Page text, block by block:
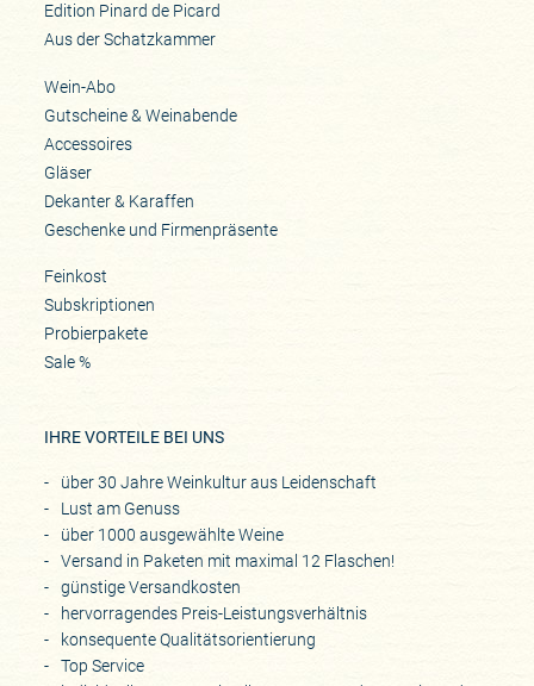
Edition Pinard de Picard
Aus der Schatzkammer
Wein-Abo
Gutscheine & Weinabende
Accessoires
Gläser
Dekanter & Karaffen
Geschenke und Firmenpräsente
Feinkost
Subskriptionen
Probierpakete
Sale %
IHRE VORTEILE BEI UNS
über 30 Jahre Weinkultur aus Leidenschaft
Lust am Genuss
über 1000 ausgewählte Weine
Versand in Paketen mit maximal 12 Flaschen!
günstige Versandkosten
hervorragendes Preis-Leistungsverhältnis
konsequente Qualitätsorientierung
Top Service